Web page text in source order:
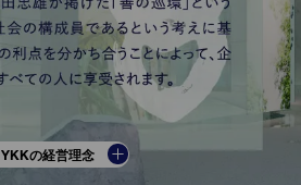
YKKの経営理念